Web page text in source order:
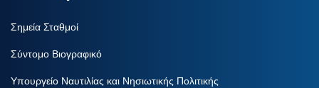
Σημεία Σταθμοί
Σύντομο Βιογραφικό
Υπουργείο Ναυτιλίας και Νησιωτικής Πολιτικής